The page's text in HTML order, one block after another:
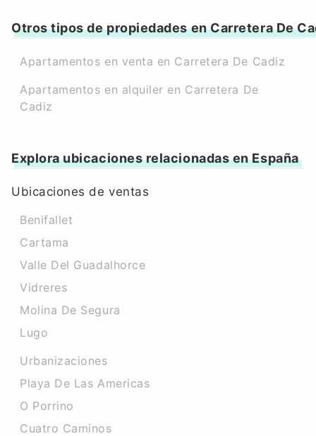
Otros tipos de propiedades en Carretera De
Apartamentos en venta en Carretera De Cadiz
Apartamentos en alquiler en Carretera De
Cadiz
Explora ubicaciones relacionadas en España
Ubicaciones de ventas
Benifallet
Cartama
Valle Del Guadalhorce
Vidreres
Molina De Segura
Lugo
Urbanizaciones
Playa De Las Americas
O Porrino
Cuatro Caminos